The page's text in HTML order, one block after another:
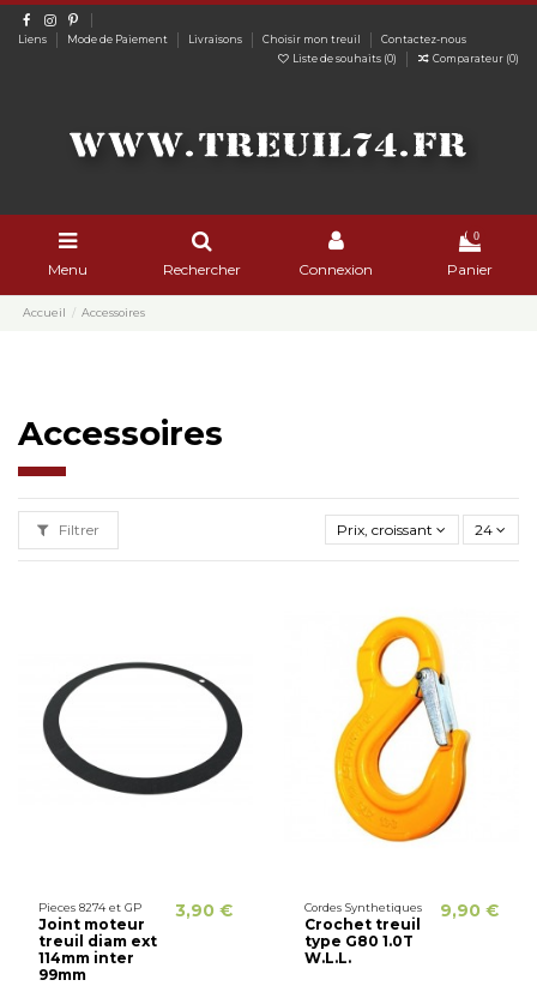
Liens Mode de Paiement Livraisons Choisir mon treuil
Contactez-nous
Liste de souhaits (0) Comparateur (0)
Menu Rechercher Connexion
0
Panier
Accueil Accessoires
Accessoires
Filtrer Prix, croissant 24
Pieces 8274 et GP
Joint moteur
treuil diam ext
114mm inter
99mm
3,90 € Cordes Synthetiques
Crochet treuil
type G80 1.0T
W.L.L.
9,90 €